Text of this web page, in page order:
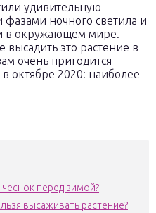
удивительную
ночного светила и
в окружающем мире.
высадить это растение в
очень пригодится
октябре 2020: наиболее
перед зимой?
высаживать растение?